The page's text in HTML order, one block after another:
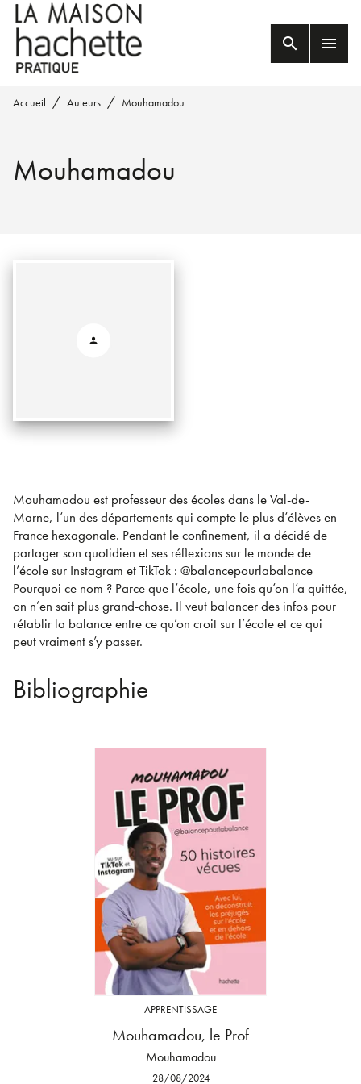
MENU RECHERCHE
PIED DE PAGE
search menu
Accueil / Auteurs / Mouhamadou
Mouhamadou
Mouhamadou est professeur des écoles dans le Val-de-
Marne, l’un des départements qui compte le plus d’élèves en
France hexagonale. Pendant le confinement, il a décidé de
partager son quotidien et ses réflexions sur le monde de
l’école sur Instagram et TikTok : @balancepourlabalance
Pourquoi ce nom ? Parce que l’école, une fois qu’on l’a quittée,
on n’en sait plus grand-chose. Il veut balancer des infos pour
rétablir la balance entre ce qu’on croit sur l’école et ce qui
peut vraiment s’y passer.
Bibliographie
APPRENTISSAGE
Mouhamadou, le Prof
Mouhamadou
28/08/2024